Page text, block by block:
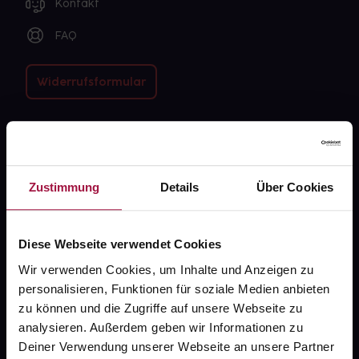
Zustimmung Details Über Cookies
Diese Webseite verwendet Cookies
Wir verwenden Cookies, um Inhalte und Anzeigen zu
personalisieren, Funktionen für soziale Medien anbieten
zu können und die Zugriffe auf unsere Webseite zu
analysieren. Außerdem geben wir Informationen zu
Deiner Verwendung unserer Webseite an unsere Partner
Kontakt
FAQ
Widerrufsformular
Über uns
Newsletter
Barrierefreiheitserklärung
PAYBACK
gesund-versorger.de